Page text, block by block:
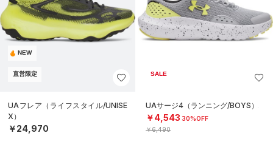
NEW
直営限定
UAフレア（ライフスタイル/UNISE
X）
￥24,970
SALE
UAサージ4（ランニング/BOYS）
￥4,543 30%OFF
￥6,490